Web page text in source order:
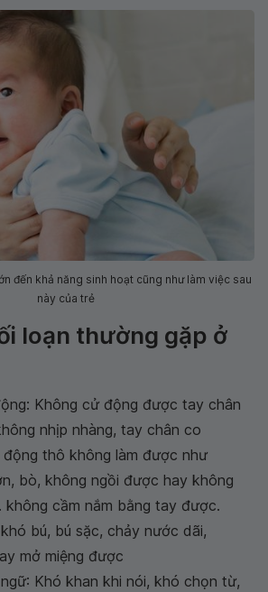
đến khả năng sinh hoạt cũng như làm việc sau
này của trẻ
loạn thường gặp ở
Không cử động được tay chân
nhịp nhàng, tay chân co
thô không làm được như
bò, không ngồi được hay không
không cầm nắm bằng tay được.
bú, bú sặc, chảy nước dãi,
mở miệng được
Khó khan khi nói, khó chọn từ,